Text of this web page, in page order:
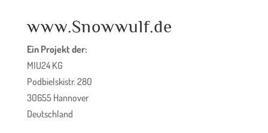
www.Snowwulf.de
Ein Projekt der:
MIU24 KG
Podbielskistr. 280
30655 Hannover
Deutschland